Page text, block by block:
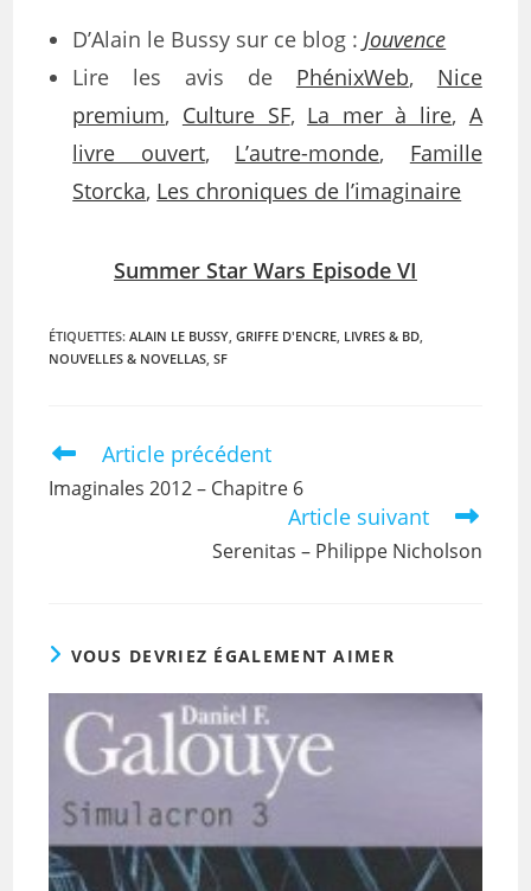
D’Alain le Bussy sur ce blog :Jouvence
Lire les avis de PhénixWeb, Nice
premium, Culture SF, La mer à lire, A
livre ouvert, L’autre-monde, Famille
Storcka, Les chroniques de l’imaginaire
Summer Star Wars Episode VI
ÉTIQUETTES:ALAIN LE BUSSY, GRIFFE D'ENCRE, LIVRES & BD,
NOUVELLES & NOVELLAS, SF
Article précédent
Imaginales 2012 – Chapitre 6
Article suivant
Serenitas – Philippe Nicholson
VOUS DEVRIEZ ÉGALEMENT AIMER